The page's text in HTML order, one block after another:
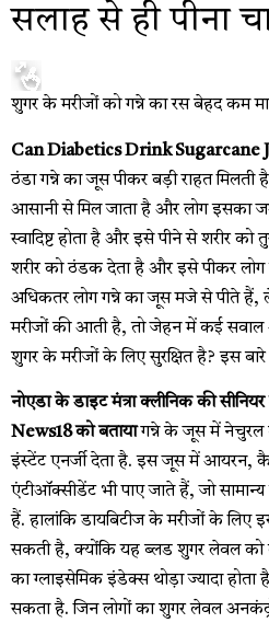
सलाह से ही पीना
शुगर के मरीजों को गन्ने का रस बेहद कम
Can Diabetics Drink Sugarcane
ठंडा गन्ने का जूस पीकर बड़ी राहत
आसानी से मिल जाता है और लोग इसका
स्वादिष्ट होता है और इसे पीने से शरीर को
शरीर को ठंडक देता है और इसे पीकर लोग
अधिकतर लोग गन्ने का जूस मजे से पीते हैं,
मरीजों की आती है, तो जेहन में कई
शुगर के मरीजों के लिए सुरक्षित है? इस
नोएडा के डाइट मंत्रा क्लीनिक की सीनियर
News18 को बतायागन्ने के जूस में नेचुरल
इंस्टेंट एनर्जी देता है. इस जूस में आयरन,
एंटीऑक्सीडेंट भी पाए जाते हैं, जो
हैं. हालांकि डायबिटीज के मरीजों के लिए
सकती है, क्योंकि यह ब्लड शुगर लेवल को
का ग्लाइसेमिक इंडेक्स थोड़ा ज्यादा
सकता है. जिन लोगों का शुगर लेवल